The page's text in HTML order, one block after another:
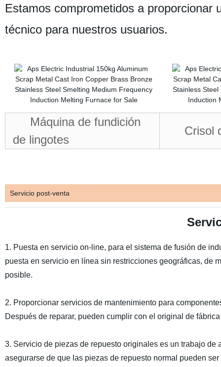
Estamos comprometidos a proporcionar
técnico para nuestros usuarios.
Máquina de fundición
de lingotes
Crisol
Servicio post-venta
1. Puesta en servicio on-line, para el sistema de fusión de
puesta en servicio en línea sin restricciones geográficas, de
posible.
2. Proporcionar servicios de mantenimiento para
Después de reparar, pueden cumplir con el original de
3. Servicio de piezas de repuesto originales es un trabajo
asegurarse de que las piezas de repuesto normal pueden